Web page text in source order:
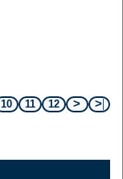
10 11
12